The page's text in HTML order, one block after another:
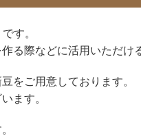
です。
る際などに活用いただけ
をご用意しております。
ます。